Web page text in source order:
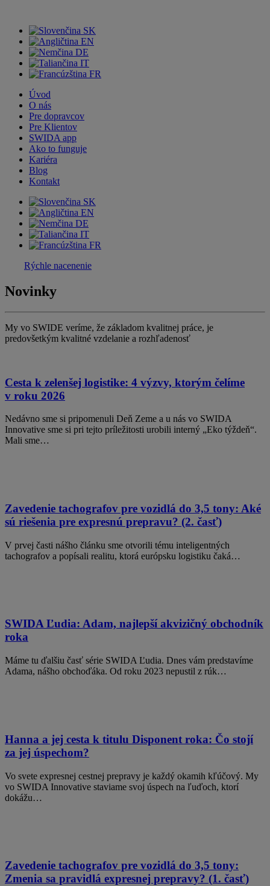
SK
EN
DE
IT
FR
Úvod
O nás
Pre dopravcov
Pre Klientov
SWIDA app
Ako to funguje
Kariéra
Blog
Kontakt
SK
EN
DE
IT
FR
Rýchle nacenenie
Novinky
My vo SWIDE veríme, že základom kvalitnej práce, je
predovšetkým kvalitné vzdelanie a rozhľadenosť
Cesta k zelenšej logistike: 4 výzvy, ktorým čelíme
v roku 2026
Nedávno sme si pripomenuli Deň Zeme a u nás vo SWIDA
Innovative sme si pri tejto príležitosti urobili interný „Eko týždeň“.
Mali sme…
Zavedenie tachografov pre vozidlá do 3,5 tony: Aké
sú riešenia pre expresnú prepravu? (2. časť)
V prvej časti nášho článku sme otvorili tému inteligentných
tachografov a popísali realitu, ktorá európsku logistiku čaká…
SWIDA Ľudia: Adam, najlepší akvizičný obchodník
roka
Máme tu ďalšiu časť série SWIDA Ľudia. Dnes vám predstavíme
Adama, nášho obchoďáka. Od roku 2023 nepustil z rúk…
Hanna a jej cesta k titulu Disponent roka: Čo stojí
za jej úspechom?
Vo svete expresnej cestnej prepravy je každý okamih kľúčový. My
vo SWIDA Innovative staviame svoj úspech na ľuďoch, ktorí
dokážu…
Zavedenie tachografov pre vozidlá do 3,5 tony:
Zmenia sa pravidlá expresnej prepravy? (1. časť)